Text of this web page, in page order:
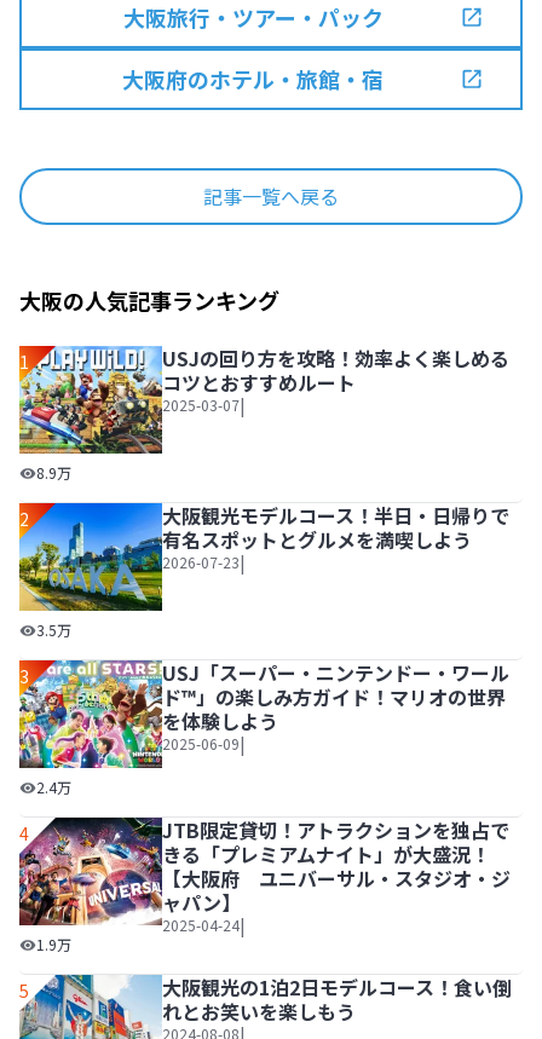
大阪旅行・ツアー・パック
大阪府のホテル・旅館・宿
記事一覧へ戻る
大阪の人気記事ランキング
1
USJの回り方を攻略！効率よく楽しめるコツとおすすめル
8.9万
USJの回り方を攻略！効率よく楽しめる
コツとおすすめルート
2025-03-07|
2
大阪観光モデルコース！半日・日帰りで有名スポットとグ
3.5万
大阪観光モデルコース！半日・日帰りで
有名スポットとグルメを満喫しよう
2026-07-23|
3
USJ「スーパー・ニンテンドー・ワールド™」の楽しみ方
2.4万
USJ「スーパー・ニンテンドー・ワール
ド™」の楽しみ方ガイド！マリオの世界
を体験しよう
2025-06-09|
4
JTB限定貸切！アトラクションを独占できる「プレミア
1.9万
JTB限定貸切！アトラクションを独占で
きる「プレミアムナイト」が大盛況！
【大阪府 ユニバーサル・スタジオ・ジ
ャパン】
2025-04-24|
5
大阪観光の1泊2日モデルコース！食い倒
れとお笑いを楽しもう
2024-08-08|